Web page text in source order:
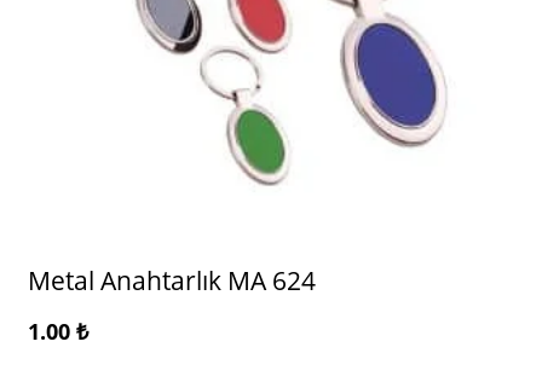
Metal Anahtarlık MA 624
1.00 ₺